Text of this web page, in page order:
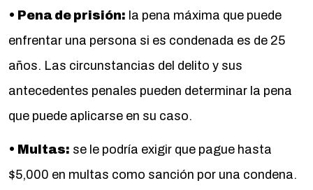
• Pena de prisión: la pena máxima que puede
enfrentar una persona si es condenada es de 25
años. Las circunstancias del delito y sus
antecedentes penales pueden determinar la pena
que puede aplicarse en su caso.
• Multas: se le podría exigir que pague hasta
$5,000 en multas como sanción por una condena.